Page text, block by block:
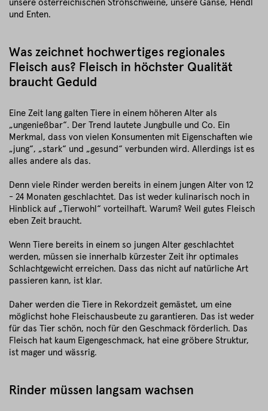
unsere österreichischen Strohschweine, unsere Gänse, Hendl
und Enten.
Was zeichnet hochwertiges regionales
Fleisch aus? Fleisch in höchster Qualität
braucht Geduld
Eine Zeit lang galten Tiere in einem höheren Alter als
„ungenießbar“. Der Trend lautete Jungbulle und Co. Ein
Merkmal, dass von vielen Konsumenten mit Eigenschaften wie
„jung“, „stark“ und „gesund“ verbunden wird. Allerdings ist es
alles andere als das.
Denn viele Rinder werden bereits in einem jungen Alter von 12
- 24 Monaten geschlachtet. Das ist weder kulinarisch noch in
Hinblick auf „Tierwohl“ vorteilhaft. Warum? Weil gutes Fleisch
eben Zeit braucht.
Wenn Tiere bereits in einem so jungen Alter geschlachtet
werden, müssen sie innerhalb kürzester Zeit ihr optimales
Schlachtgewicht erreichen. Dass das nicht auf natürliche Art
passieren kann, ist klar.
Daher werden die Tiere in Rekordzeit gemästet, um eine
möglichst hohe Fleischausbeute zu garantieren. Das ist weder
für das Tier schön, noch für den Geschmack förderlich. Das
Fleisch hat kaum Eigengeschmack, hat eine gröbere Struktur,
ist mager und wässrig.
Rinder müssen langsam wachsen